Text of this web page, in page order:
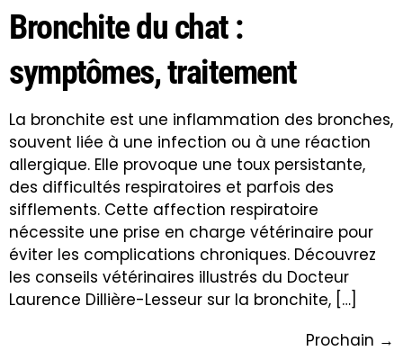
Bronchite du chat :
symptômes, traitement
La bronchite est une inflammation des bronches,
souvent liée à une infection ou à une réaction
allergique. Elle provoque une toux persistante,
des difficultés respiratoires et parfois des
sifflements. Cette affection respiratoire
nécessite une prise en charge vétérinaire pour
éviter les complications chroniques. Découvrez
les conseils vétérinaires illustrés du Docteur
Laurence Dillière-Lesseur sur la bronchite, […]
Prochain →